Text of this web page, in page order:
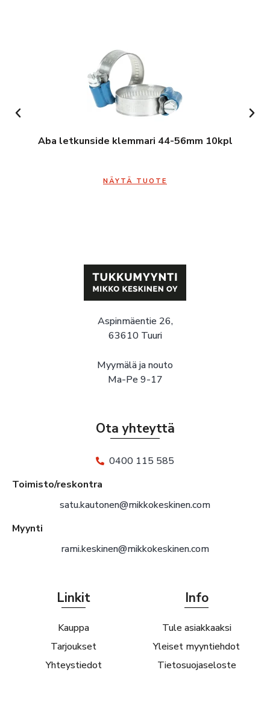
Aba letkunside klemmari 44-56mm 10kpl
NÄYTÄ TUOTE
Aspinmäentie 26,
63610 Tuuri
Myymälä ja nouto
Ma-Pe 9-17
Ota yhteyttä
0400 115 585
Toimisto/reskontra
satu.kautonen@mikkokeskinen.com
Myynti
rami.keskinen@mikkokeskinen.com
Linkit
Kauppa
Tarjoukset
Yhteystiedot
Info
Tule asiakkaaksi
Yleiset myyntiehdot
Tietosuojaseloste